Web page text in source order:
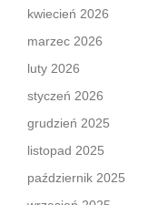
kwiecień 2026
marzec 2026
luty 2026
styczeń 2026
grudzień 2025
listopad 2025
październik 2025